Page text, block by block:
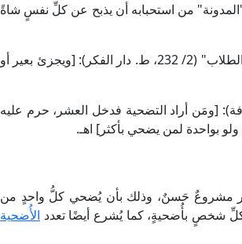
من استحبابه أن يذبح عن كلِّ نفسٍ شاةً
وقال الشيخ زكريا الأنصاري الشافعي في "فتح الوهاب بشرح منهج الطلاب" (2/ 232، ط. دار الفكر): [ويجزئ بعير أو
في "الإقناع" (1/ 408، ط. دار المعرفة): [ومَن أراد التضحية فدخل العشر، حرم عليه
بواحدة لمن يضحي بأكثر] اهـ.
مشروعٌ حَسنٌ، وذلك بأن يُضحي كلُّ واحدٍ من
كلِّ شخصٍ بأُضحيةٍ، كما يُشرع أيضًا تعدد الأُضحية